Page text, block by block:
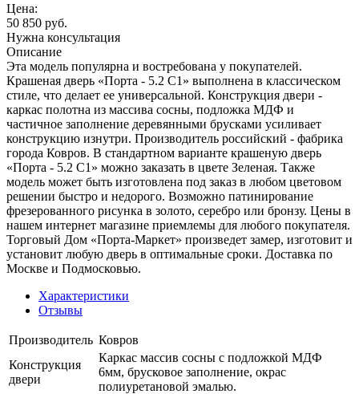
Цена:
50 850 руб.
Нужна консультация
Описание
Эта модель популярна и востребована у покупателей.
Крашеная дверь «Порта - 5.2 С1» выполнена в классическом
стиле, что делает ее универсальной. Конструкция двери -
каркас полотна из массива сосны, подложка МДФ и
частичное заполнение деревянными брусками усиливает
конструкцию изнутри. Производитель российский - фабрика
города Ковров. В стандартном варианте крашеную дверь
«Порта - 5.2 С1» можно заказать в цвете Зеленая. Также
модель может быть изготовлена под заказ в любом цветовом
решении быстро и недорого. Возможно патинирование
фрезерованного рисунка в золото, серебро или бронзу. Цены в
нашем интернет магазине приемлемы для любого покупателя.
Торговый Дом «Порта-Маркет» произведет замер, изготовит и
установит любую дверь в оптимальные сроки. Доставка по
Москве и Подмосковью.
Характеристики
Отзывы
Производитель Ковров
Конструкция
двери
Каркас массив сосны с подложкой МДФ
6мм, брусковое заполнение, окрас
полиуретановой эмалью.